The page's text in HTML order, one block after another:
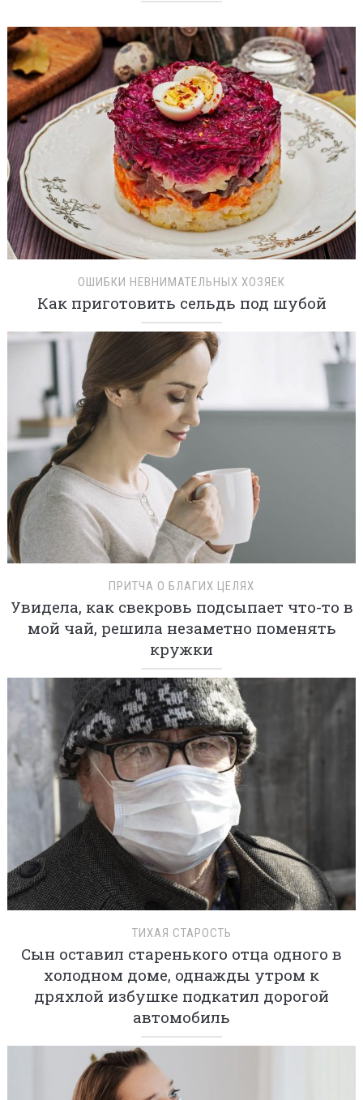
ОШИБКИ НЕВНИМАТЕЛЬНЫХ ХОЗЯЕК
Как приготовить сельдь под шубой
ПРИТЧА О БЛАГИХ ЦЕЛЯХ
Увидела, как свекровь подсыпает что-то в
мой чай, решила незаметно поменять
кружки
ТИХАЯ СТАРОСТЬ
Сын оставил старенького отца одного в
холодном доме, однажды утром к
дряхлой избушке подкатил дорогой
автомобиль